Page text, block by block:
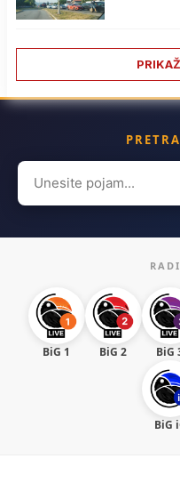
Search
for:
BiG 1 BiG 2 BiG
BiG